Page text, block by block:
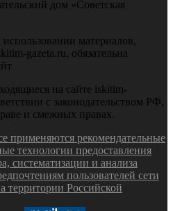
дом «Советская
материалов,
gazeta.ru, обязательна
на сайте iskitim-
с законодательством РФ,
и смежных правах.
применяются рекомендательные
технологии предоставления
систематизации и анализа
пользователей сети
территории Российской